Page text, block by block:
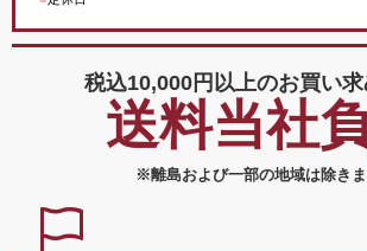
税込10,000円以上のお買い
送料当社
※離島および一部の地域は除きま